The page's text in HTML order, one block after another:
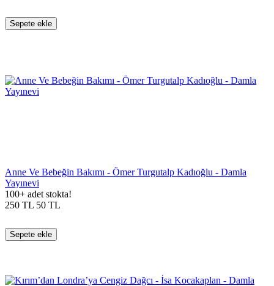
Sepete ekle
Anne Ve Bebeğin Bakımı - Ömer Turgutalp Kadıoğlu - Damla
Yayınevi
100+ adet stokta!
250 TL 50 TL
Sepete ekle